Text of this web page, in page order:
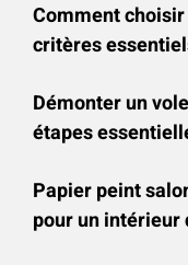
Comment
critères
Démonter un
étapes
Papier peint
pour un intérieur